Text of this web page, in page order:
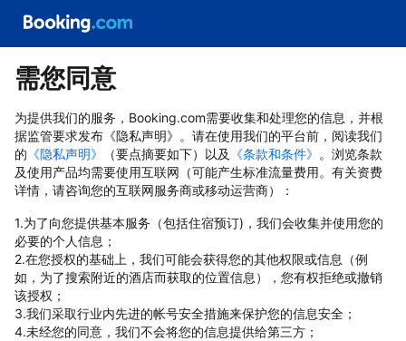
需您同意
为提供我们的服务，Booking.com需要收集和处理您的信息，并根
据监管要求发布《隐私声明》。请在使用我们的平台前，阅读我们
的 《隐私声明》 （要点摘要如下）以及 《条款和条件》 。浏览条款
及使用产品均需要使用互联网（可能产生标准流量费用。有关资费
详情，请咨询您的互联网服务商或移动运营商）：
1.为了向您提供基本服务（包括住宿预订)，我们会收集并使用您的
必要的个人信息；
2.在您授权的基础上，我们可能会获得您的其他权限或信息（例
如，为了搜索附近的酒店而获取的位置信息），您有权拒绝或撤销
该授权；
3.我们采取行业内先进的帐号安全措施来保护您的信息安全；
4.未经您的同意，我们不会将您的信息提供给第三方；